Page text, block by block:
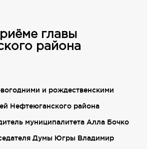
главы
района
и рождественскими
Нефтеюганского района
муниципалитета Алла Бочко
Думы Югры Владимир